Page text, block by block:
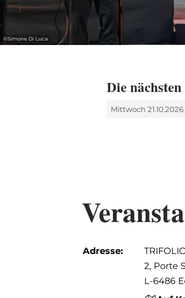
©Simone Di Luca
Die
Mittwoch 21.10.2026
Adresse:
2, Porte
L-6486